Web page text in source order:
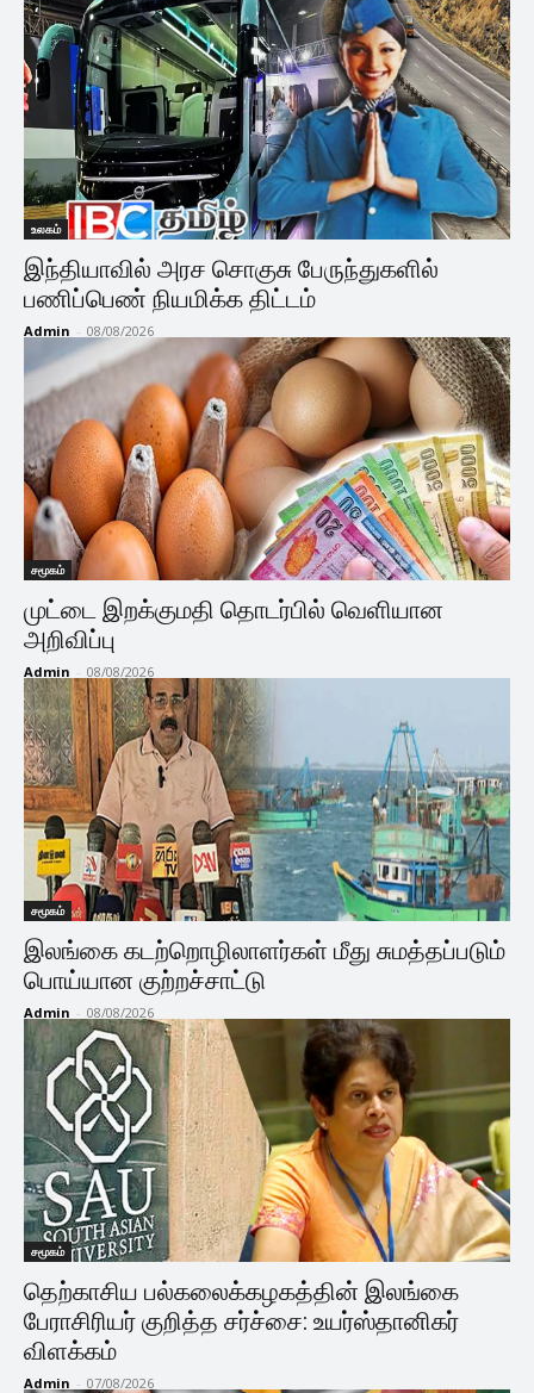
உலகம்
இந்தியாவில் அரச சொகுசு பேருந்துகளில்
பணிப்பெண் நியமிக்க திட்டம்
Admin - 08/08/2026
சமூகம்
முட்டை இறக்குமதி தொடர்பில் வெளியான
அறிவிப்பு
Admin - 08/08/2026
சமூகம்
இலங்கை கடற்றொழிலாளர்கள் மீது சுமத்தப்படும்
பொய்யான குற்றச்சாட்டு
Admin - 08/08/2026
சமூகம்
தெற்காசிய பல்கலைக்கழகத்தின் இலங்கை
பேராசிரியர் குறித்த சர்ச்சை: உயர்ஸ்தானிகர்
விளக்கம்
Admin - 07/08/2026